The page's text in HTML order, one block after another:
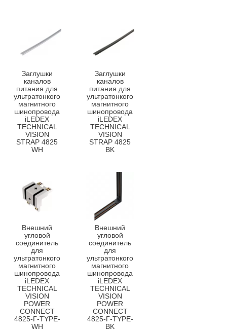
Заглушки
каналов
питания для
ультратонкого
магнитного
шинопровода
iLEDEX
TECHNICAL
VISION
STRAP 4825
WH
Заглушки
каналов
питания для
ультратонкого
магнитного
шинопровода
iLEDEX
TECHNICAL
VISION
STRAP 4825
BK
Внешний
угловой
соединитель
для
ультратонкого
магнитного
шинопровода
iLEDEX
TECHNICAL
VISION
POWER
CONNECT
4825-Г-TYPE-
WH
Внешний
угловой
соединитель
для
ультратонкого
магнитного
шинопровода
iLEDEX
TECHNICAL
VISION
POWER
CONNECT
4825-Г-TYPE-
BK